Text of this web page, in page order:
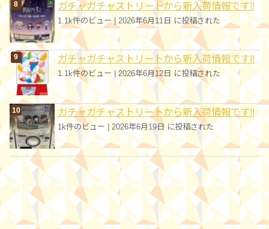
ガチャガチャストリートから新入荷情報です!!
1.1k件のビュー 2026年6月11日 に投稿された
ガチャガチャストリートから新入荷情報です!!
1.1k件のビュー|2026年6月12日 に投稿された
ガチャガチャストリートから新入荷情報です!!
1k件のビュー 2026年6月19日 に投稿された